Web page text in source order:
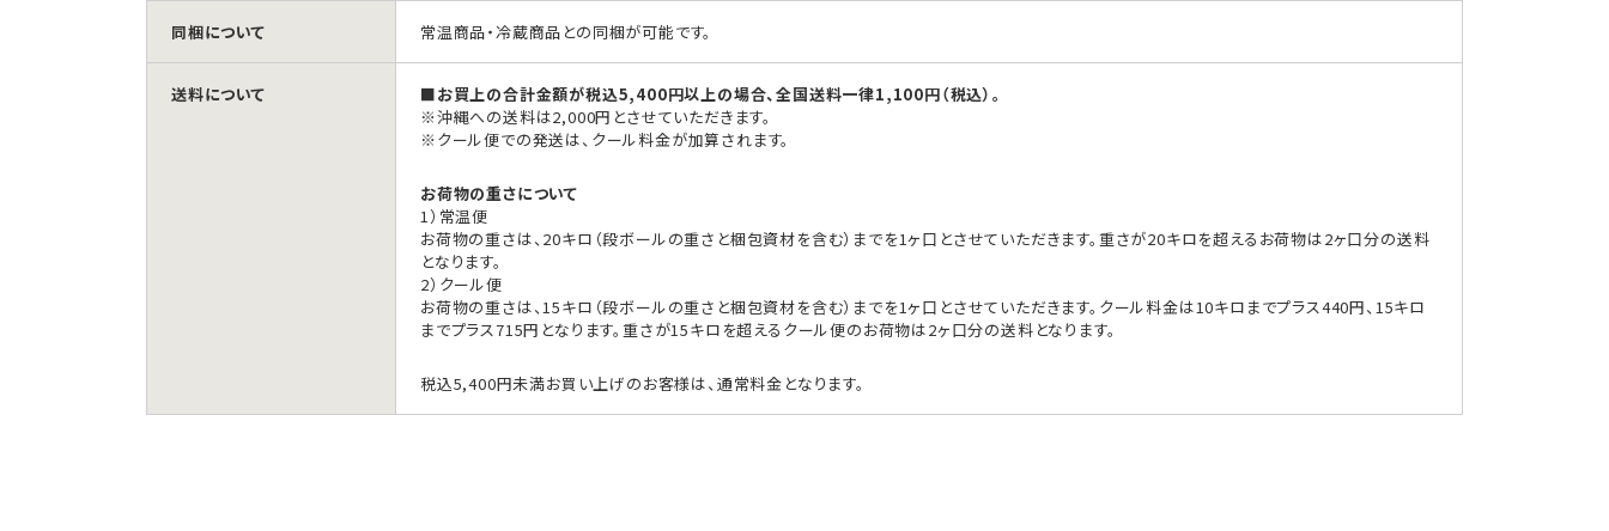
同梱について 常温商品・冷蔵商品との同梱が可能です。
送料について
■お買上の合計金額が税込5,400円以上の場合、全国送料一律1,100円（税込）。
※沖縄への送料は2,000円とさせていただきます。
※クール便での発送は、クール料金が加算されます。
お荷物の重さについて
1）常温便
お荷物の重さは、20キロ（段ボールの重さと梱包資材を含む）までを1ヶ口とさせていただきます。重さが20キロを超えるお荷物は2ヶ口分の送料
となります。
2）クール便
お荷物の重さは、15キロ（段ボールの重さと梱包資材を含む）までを1ヶ口とさせていただきます。クール料金は10キロまでプラス440円、15キロ
までプラス715円となります。重さが15キロを超えるクール便のお荷物は2ヶ口分の送料となります。
税込5,400円未満お買い上げのお客様は、通常料金となります。